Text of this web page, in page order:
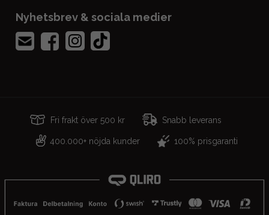
Nyhetsbrev & sociala medier
Fri frakt över 500 kr Snabb leverans
400.000+ nöjda kunder 100% prisgaranti